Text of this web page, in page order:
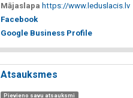
Mājaslapa https://www.leduslacis.lv
Facebook
Google Business Profile
Atsauksmes
Pievieno savu atsauksmi